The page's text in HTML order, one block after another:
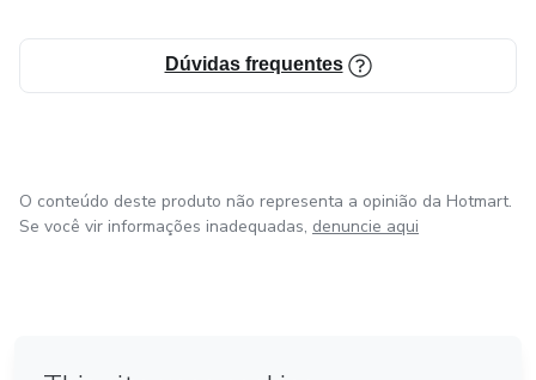
Dúvidas frequentes
O conteúdo deste produto não representa a opinião da Hotmart.
Se você vir informações inadequadas, denuncie aqui